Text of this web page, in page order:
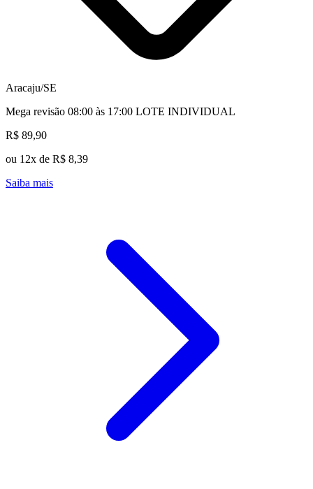
Aracaju/SE
Mega revisão 08:00 às 17:00 LOTE INDIVIDUAL
R$ 89,90
ou 12x de R$ 8,39
Saiba mais